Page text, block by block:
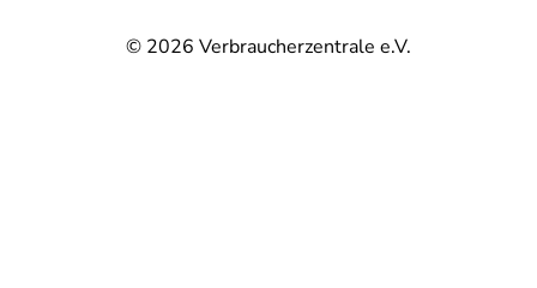
© 2026 Verbraucherzentrale e.V.